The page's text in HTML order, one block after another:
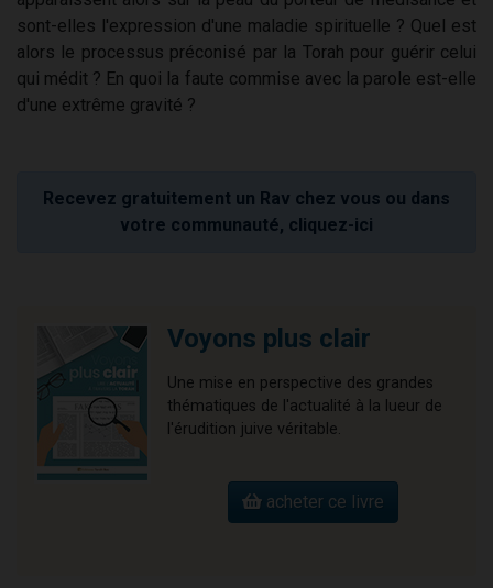
sont-elles l'expression d'une maladie spirituelle ? Quel est
alors le processus préconisé par la Torah pour guérir celui
qui médit ? En quoi la faute commise avec la parole est-elle
d'une extrême gravité ?
Recevez gratuitement un Rav chez vous ou dans
votre communauté, cliquez-ici
Voyons plus clair
Une mise en perspective des grandes
thématiques de l'actualité à la lueur de
l'érudition juive véritable.
acheter ce livre